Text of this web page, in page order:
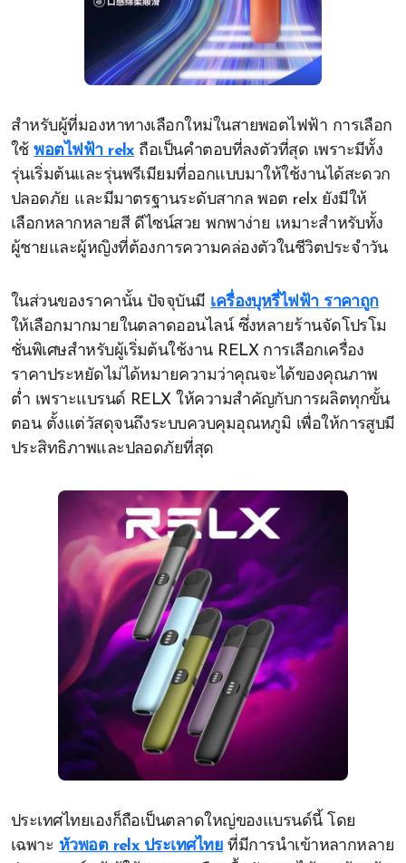
สำหรับผู้ที่มองหาทางเลือกใหม่ในสายพอตไฟฟ้า การเลือก
ใช้พอตไฟฟ้า relxถือเป็นคำตอบที่ลงตัวที่สุด เพราะมีทั้ง
รุ่นเริ่มต้นและรุ่นพรีเมียมที่ออกแบบมาให้ใช้งานได้สะดวก
ปลอดภัย และมีมาตรฐานระดับสากล พอต relx ยังมีให้
เลือกหลากหลายสี ดีไซน์สวย พกพาง่าย เหมาะสำหรับทั้ง
ผู้ชายและผู้หญิงที่ต้องการความคล่องตัวในชีวิตประจำวัน
ในส่วนของราคานั้น ปัจจุบันมี เครื่องบุหรี่ไฟฟ้า ราคาถูก
ให้เลือกมากมายในตลาดออนไลน์ ซึ่งหลายร้านจัดโปรโม
ชั่นพิเศษสำหรับผู้เริ่มต้นใช้งาน RELX การเลือกเครื่อง
ราคาประหยัดไม่ได้หมายความว่าคุณจะได้ของคุณภาพ
ต่ำ เพราะแบรนด์ RELX ให้ความสำคัญกับการผลิตทุกขั้น
ตอน ตั้งแต่วัสดุจนถึงระบบควบคุมอุณหภูมิ เพื่อให้การสูบมี
ประสิทธิภาพและปลอดภัยที่สุด
ประเทศไทยเองก็ถือเป็นตลาดใหญ่ของแบรนด์นี้ โดย
เฉพาะ หัวพอต relx ประเทศไทยที่มีการนำเข้าหลากหลาย